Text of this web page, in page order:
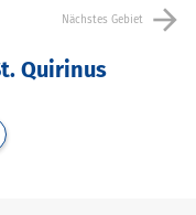
Nächstes Gebiet arrow_forward
Quirinus